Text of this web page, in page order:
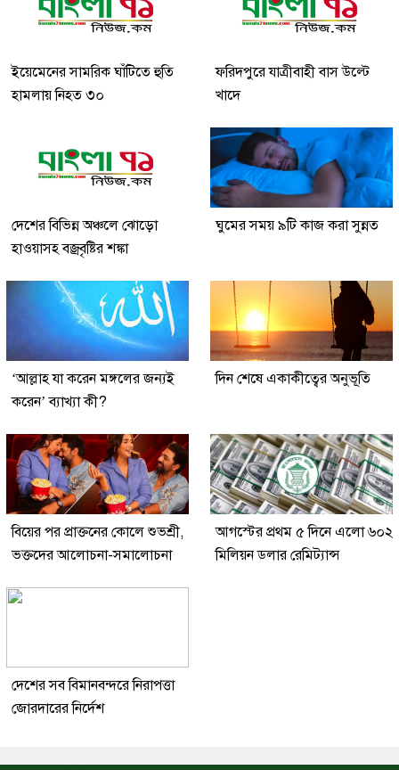
ইয়েমেনের সামরিক ঘাঁটিতে হুতি
হামলায় নিহত ৩০
ফরিদপুরে যাত্রীবাহী বাস উল্টে
খাদে
দেশের বিভিন্ন অঞ্চলে ঝোড়ো
হাওয়াসহ বজ্রবৃষ্টির শঙ্কা
ঘুমের সময় ৯টি কাজ করা সুন্নত
‘আল্লাহ যা করেন মঙ্গলের জন্যই
করেন’ ব্যাখ্যা কী?
দিন শেষে একাকীত্বের অনুভূতি
বিয়ের পর প্রাক্তনের কোলে শুভশ্রী,
ভক্তদের আলোচনা-সমালোচনা
আগস্টের প্রথম ৫ দিনে এলো ৬০২
মিলিয়ন ডলার রেমিট্যান্স
দেশের সব বিমানবন্দরে নিরাপত্তা
জোরদারের নির্দেশ